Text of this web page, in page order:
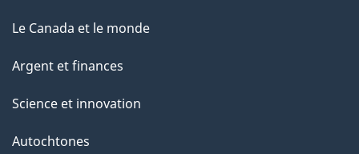
Le Canada et le monde
Argent et finances
Science et innovation
Autochtones